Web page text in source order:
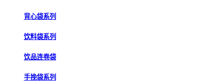
背心袋系列
饮料袋系列
饮品连卷袋
手挽袋系列